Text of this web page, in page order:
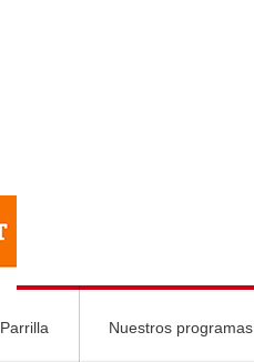
Parrilla Nuestros programas